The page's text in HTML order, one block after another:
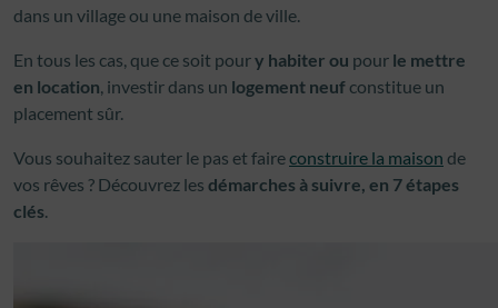
dans un village ou une maison de ville.
En tous les cas, que ce soit poury habiter ou pour le mettre
en location, investir dans un logement neuf constitue un
placement sûr.
Vous souhaitez sauter le pas et faireconstruire la maison de
vos rêves ? Découvrez les démarches à suivre, en 7 étapes
clés.